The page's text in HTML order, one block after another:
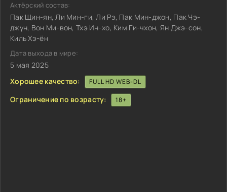
Актёрский состав:
Пак Щин-ян, Ли Мин-ги, Ли Рэ, Пак Мин-джон, Пак Чэ-
джун, Вон Ми-вон, Тхэ Ин-хо, Ким Ги-чхон, Ян Джэ-сон,
Киль Хэ-ён
Дата выхода в мире:
5 мая 2025
Хорошее качество:
FULL HD WEB-DL
Ограничение по возрасту: 18+